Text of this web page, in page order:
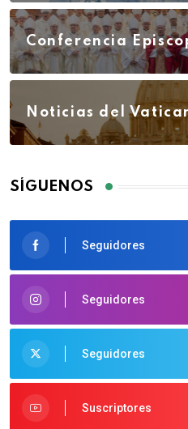
Conferencia
Noticias del
SÍGUENOS
Seguidores
Seguidores
Seguidores
Suscriptores